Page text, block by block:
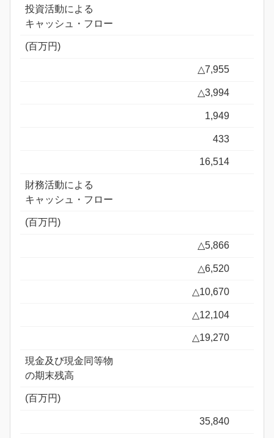
投資活動による
キャッシュ・フロー
(百万円)
△7,955
△3,994
1,949
433
16,514
財務活動による
キャッシュ・フロー
(百万円)
△5,866
△6,520
△10,670
△12,104
△19,270
現金及び現金同等物
の期末残高
(百万円)
35,840